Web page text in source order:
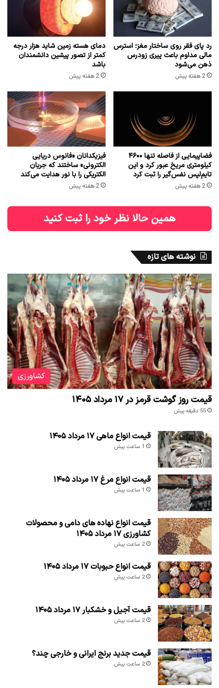
رد پای فقر روی ساختار مغز؛ استرس
مالی مداوم باعث پیری زودرس
ذهن می‌شود
2 هفته پیش
دمای هسته زمین شاید هزار درجه
کمتر از تصور پیشین دانشمندان
باشد
2 هفته پیش
فضاپیمایی از فاصله تنها ۴۶۰۰
کیلومتری مریخ عبور کرد و این
تایم‌لپس نفس‌گیر را ثبت کرد
2 هفته پیش
فیزیکدانان «فانوس دریایی
الکترونی» ساختند که جریان
الکتریکی را با نور هدایت می‌کند
2 هفته پیش
همین حالا نظر خود را ثبت کنید
نوشته های تازه
کشاورزی
قیمت روز گوشت قرمز در ۱۷ مرداد ۱۴۰۵
55 دقیقه پیش
قیمت انواع ماهی ۱۷ مرداد ۱۴۰۵
1 ساعت پیش
قیمت انواع مرغ ۱۷ مرداد ۱۴۰۵
1 ساعت پیش
قیمت انواع نهاده های دامی و محصولات
کشاورزی ۱۷ مرداد ۱۴۰۵
2 ساعت پیش
قیمت انواع حبوبات ۱۷ مرداد ۱۴۰۵
2 ساعت پیش
قیمت آجیل و خشکبار ۱۷ مرداد ۱۴۰۵
2 ساعت پیش
قیمت جدید برنج ایرانی و خارجی چند؟
2 ساعت پیش